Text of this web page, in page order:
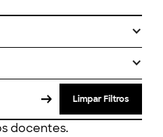
Limpar Filtros
docentes.